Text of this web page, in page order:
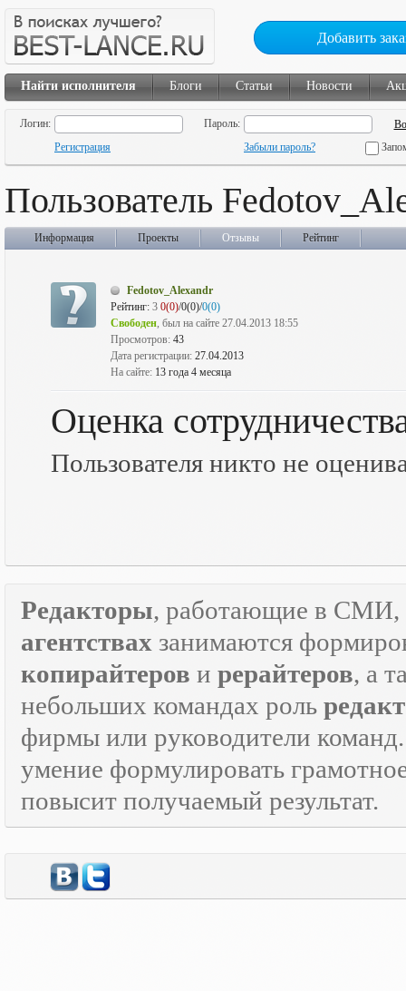
Добавить
Найти исполнителя Блоги Статьи Новости
Логин:
Пароль:
Регистрация
Забыли пароль?
Пользователь
Информация Проекты Отзывы Рейтинг
Fedotov_Alexandr
Рейтинг: 3 0(0)/0(0)/0(0)
Свободен, был на сайте 27.04.2013 18:55
Просмотров: 43
Дата регистрации: 27.04.2013
На сайте: 13 года 4 месяца
Оценка
Пользователя никто не
Редакторы, работающие в СМИ,
агентствах занимаются
копирайтеров и рерайтеров, а
небольших командах роль
фирмы или руководители
умение формулировать
повысит получаемый результат.